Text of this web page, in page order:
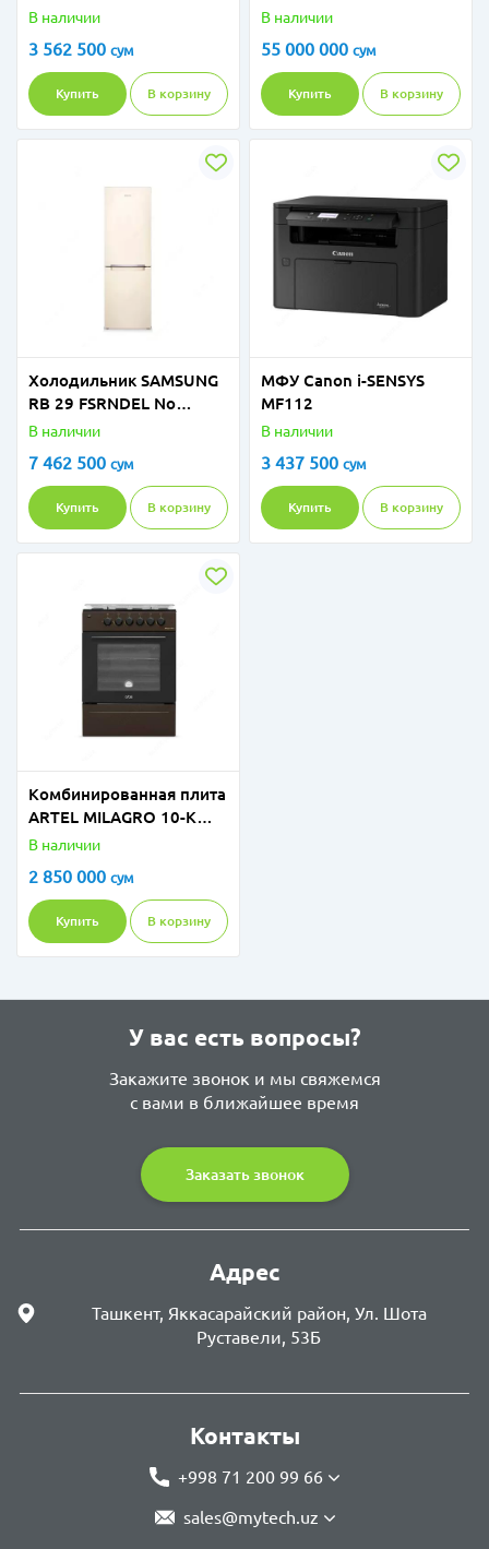
C-NOR1C-01 Charcoal
В наличии
3 562 500 сум
Купить В корзину
В наличии
55 000 000 сум
Купить В корзину
Холодильник SAMSUNG
RB 29 FSRNDEL No
Displey Бежевый
В наличии
7 462 500 сум
Купить В корзину
МФУ Canon i-SENSYS
MF112
В наличии
3 437 500 сум
Купить В корзину
Комбинированная плита
ARTEL MILAGRO 10-K
без гриля (коричневый)
В наличии
2 850 000 сум
Купить В корзину
У вас есть вопросы?
Закажите звонок и мы свяжемся
с вами в ближайшее время
Заказать звонок
Адрес
Ташкент, Яккасарайский район, Ул. Шота
Руставели, 53Б
Контакты
+998 71 200 99 66
sales@mytech.uz